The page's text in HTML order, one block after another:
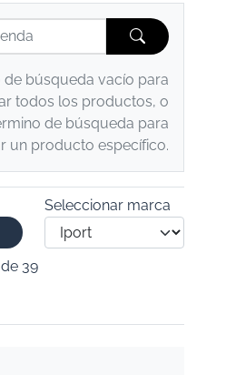
de búsqueda vacío para
todos los productos, o
de búsqueda para
un producto específico.
Seleccionar marca
39